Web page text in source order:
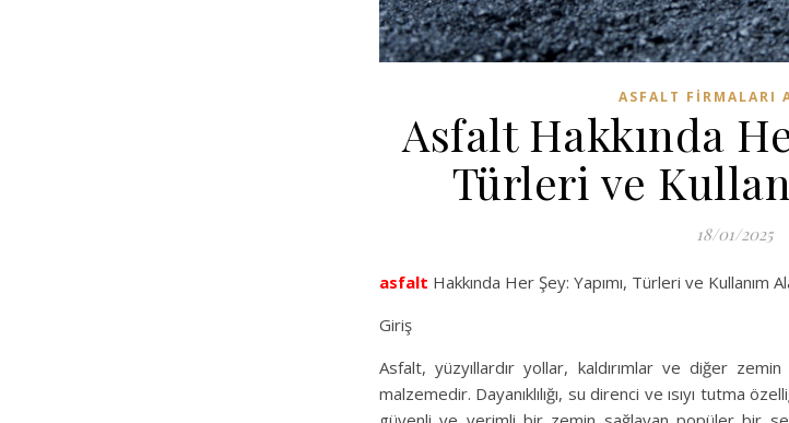
ASFALT FIRMALARI
Asfalt Hakkında
Türleri ve
18/01/2025
asfalt Hakkında Her Şey: Yapımı, Türleri ve Kullanım
Giriş
Asfalt, yüzyıllardır yollar, kaldırımlar ve diğer
malzemedir. Dayanıklılığı, su direnci ve ısıyı tutma